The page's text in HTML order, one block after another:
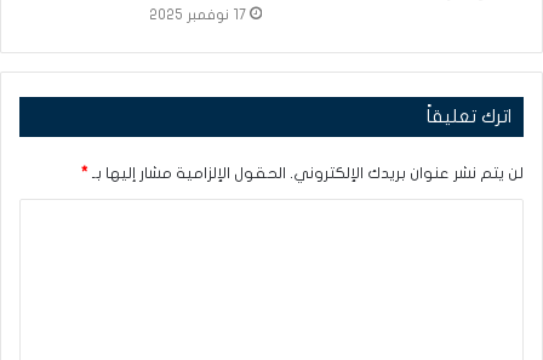
17 نوفمبر 2025
اترك تعليقاً
لن يتم نشر عنوان بريدك الإلكتروني. الحقول الإلزامية مشار إليها بـ *